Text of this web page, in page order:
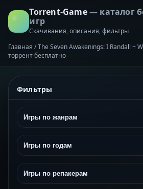
Torrent-Game— каталог
игр
Скачивания, описания, фильтры
Главная /The Seven Awakenings: I Randall +
торрент бесплатно
Фильтры
Игры по жанрам
Игры по годам
Игры по репакерам